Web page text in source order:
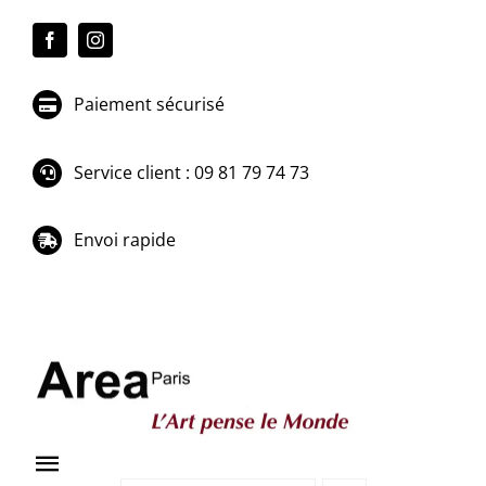
Paiement sécurisé
Service client : 09 81 79 74 73
Envoi rapide